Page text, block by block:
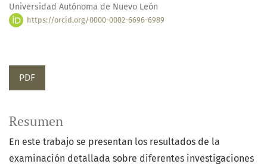
Universidad Autónoma de Nuevo León
https://orcid.org/0000-0002-6696-6989
PDF
Resumen
En este trabajo se presentan los resultados de la
examinación detallada sobre diferentes investigaciones